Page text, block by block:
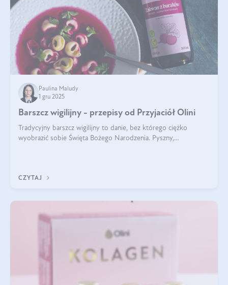
Paulina Maludy
1 gru 2025
Barszcz wigilijny - przepisy od Przyjaciół Olini
Tradycyjny barszcz wigilijny to danie, bez którego ciężko
wyobrazić sobie Święta Bożego Narodzenia. Pyszny,
CZYTAJ